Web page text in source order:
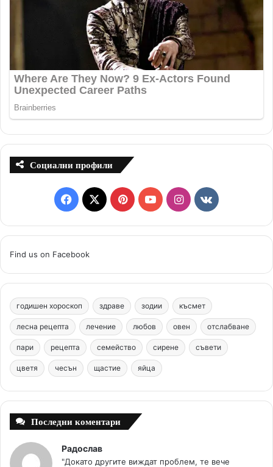
Социални профили
F
a
e
b
o
o
k
X
P
i
t
e
r
e
s
t
Y
o
T
u
b
e
I
n
t
a
g
r
m
v
k
c
m
Find us on Facebook
годишен хороскоп здраве зодии късмет
лесна рецепта лечение любов овен отслабване
пари рецепта семейство сирене съвети
цветя чесън щастие яйца
Последни коментари
Радослав
"Докато другите виждат проблем, те вече